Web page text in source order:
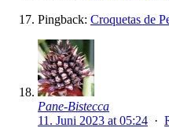
Pingback: Croquetas de
Pane-Bistecca
11. Juni 2023 at 05:24 ·